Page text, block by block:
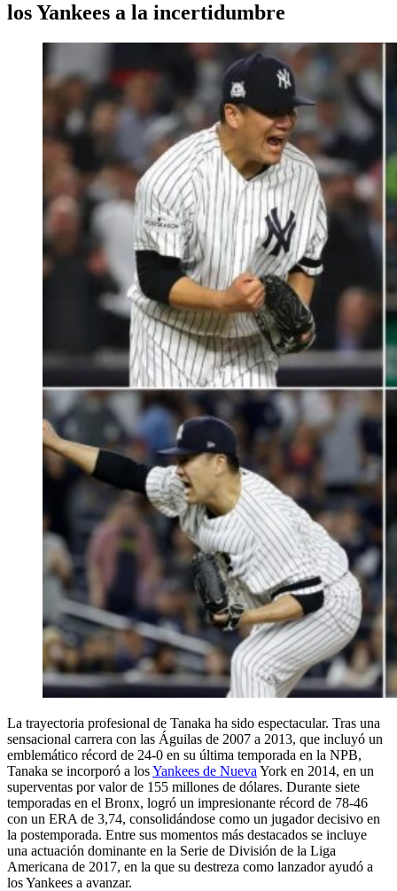
los Yankees a la incertidumbre
La trayectoria profesional de Tanaka ha sido espectacular. Tras una
sensacional carrera con las Águilas de 2007 a 2013, que incluyó un
emblemático récord de 24-0 en su última temporada en la NPB,
Tanaka se incorporó a losYankees de Nueva York en 2014, en un
superventas por valor de 155 millones de dólares. Durante siete
temporadas en el Bronx, logró un impresionante récord de 78-46
con un ERA de 3,74, consolidándose como un jugador decisivo en
la postemporada. Entre sus momentos más destacados se incluye
una actuación dominante en la Serie de División de la Liga
Americana de 2017, en la que su destreza como lanzador ayudó a
los Yankees a avanzar.